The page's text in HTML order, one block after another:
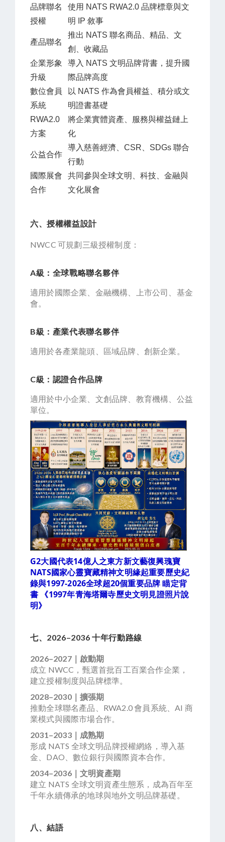
品牌聯名
授權
使用 NATS RWA2.0 品牌標章與文
明 IP 敘事
產品聯名
推出 NATS 聯名商品、精品、文
創、收藏品
企業形象
升級
導入 NATS 文明品牌背書，提升國
際品牌高度
數位會員
系統
以 NATS 作為會員權益、積分或文
明證書基礎
RWA2.0
方案
將企業實體資產、服務與權益鏈上
化
公益合作
導入慈善經濟、CSR、SDGs 聯合
行動
國際展會
合作
共同參與全球文明、科技、金融與
文化展會
六、授權權益設計
NWCC 可規劃三級授權制度：
A級：全球戰略聯名夥伴
適用於國際企業、金融機構、上市公司、基金
會。
B級：產業代表聯名夥伴
適用於各產業龍頭、區域品牌、創新企業。
C級：認證合作品牌
適用於中小企業、文創品牌、教育機構、公益
單位。
G2大國代表14億人之東方新文藝復興瑰寶
NATS國家心靈寶藏精神文明緣起重要歷史紀
錄與1997-2026全球超20個重要品牌 瞄定背
書 《1997年青海塔爾寺歷史文明見證照片說
明》
七、2026–2036 十年行動路線
2026–2027｜啟動期
成立 NWCC，甄選首批百工百業合作企業，
建立授權制度與品牌標準。
2028–2030｜擴張期
推動全球聯名產品、RWA2.0 會員系統、AI 商
業模式與國際市場合作。
2031–2033｜成熟期
形成 NATS 全球文明品牌授權網絡，導入基
金、DAO、數位銀行與國際資本合作。
2034–2036｜文明資產期
建立 NATS 全球文明資產生態系，成為百年至
千年永續傳承的地球與地外文明品牌基礎。
八、結語